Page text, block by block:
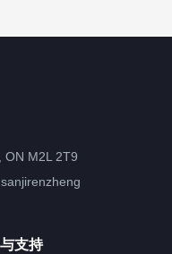
ON M2L 2T9
与支持